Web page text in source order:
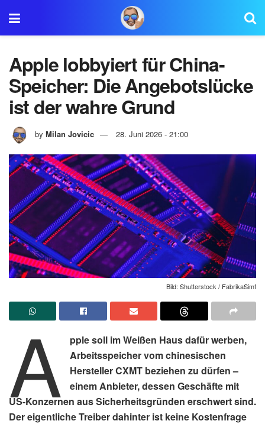
Apple lobbyiert für China-
Speicher: Die Angebotslücke
ist der wahre Grund
by Milan Jovicic 28. Juni 2026 - 21:00
Bild: Shutterstock / FabrikaSimf
A
pple soll im Weißen Haus dafür werben,
Arbeitsspeicher vom chinesischen
Hersteller CXMT beziehen zu dürfen –
einem Anbieter, dessen Geschäfte mit
US-Konzernen aus Sicherheitsgründen erschwert sind.
Der eigentliche Treiber dahinter ist keine Kostenfrage